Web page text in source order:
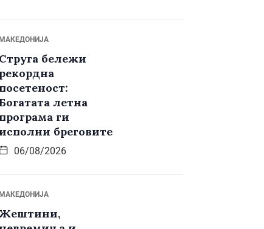
МАКЕДОНИЈА
Струга бележи
рекордна
посетеност:
летна
програма ги
исполни бреговите
06/08/2026
МАКЕДОНИЈА